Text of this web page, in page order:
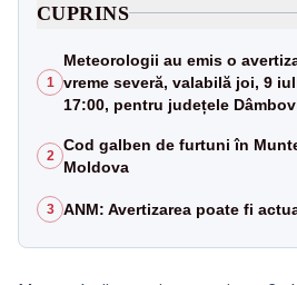
CUPRINS
1
Meteorologii au emis o
vreme severă, valabilă joi, 9
17:00, pentru județele
2
Cod galben de furtuni în
Moldova
3 ANM: Avertizarea poate fi